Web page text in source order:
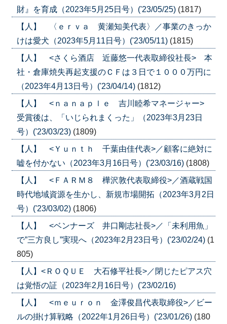
財』を育成（2023年5月25日号）('23/05/25) (1817)
【人】 〈ｅｒｖａ 黄瀬知美代表〉／事業のきっか
けは愛犬（2023年5月11日号）('23/05/11) (1815)
【人】 <さくら酒店 近藤悠一代表取締役社長> 本
社・倉庫焼失再起支援のＣＦは３日で１０００万円に
（2023年4月13日号）('23/04/14) (1812)
【人】 <ｎａｎａｐｌｅ 吉川睦希マネージャー>
受賞後は、「いじられまくった」（2023年3月23日
号）('23/03/23) (1809)
【人】 <Ｙｕｎｔｈ 千葉由佳代表>／顧客に絶対に
嘘を付かない（2023年3月16日号）('23/03/16) (1808)
【人】 <ＦＡＲＭ８ 樺沢敦代表取締役>／酒蔵戦国
時代地域資源を生かし、新規市場開拓（2023年3月2日
号）('23/03/02) (1806)
【人】 <ベンナーズ 井口剛志社長>／「未利用魚」
で”三方良し”実現へ（2023年2月23日号）('23/02/24) (1
805)
【人】<ＲＯＱＵＥ 大石修平社長>／閉じたピアス穴
は覚悟の証（2023年2月16日号）('23/02/16)
【人】 <ｍｅｕｒｏｎ 金澤俊昌代表取締役>／ビー
ルの掛け算戦略（2022年1月26日号）('23/01/26) (180